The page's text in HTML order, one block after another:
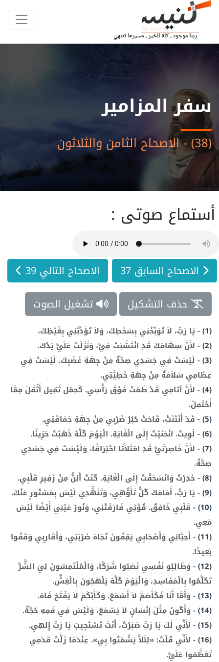
سفر المزامير
(38) - الاصحاح الثامن والثلاثون
أستماع صوتى :
الاصحاح السابق 37
الاصحاح التالي 39
حذف التشكيل
تشغيل الصوت
(1)
- يَا رَبُّ، لاَ تُوَبِّخْنِي بِسَخَطِكَ، وَلاَ تُؤَدِّبْنِي بِغَيْظِكَ،
(2)
- لأَنَّ سِهَامَكَ قَدِ انْتَشَبَتْ فِيَّ، وَنَزَلَتْ عَلَيَّ يَدُكَ.
(3)
- لَيْسَتْ فِي جَسَدِي صِحَّةٌ مِنْ جِهَةِ غَضَبِكَ. لَيْسَتْ فِي
عِظَامِي سَلاَمَةٌ مِنْ جِهَةِ خَطِيَّتِي.
(4)
- لأَنَّ آثامِي قَدْ طَمَتْ فَوْقَ رَأْسِي. كَحِمْل ثَقِيل أَثْقَلَ مِمَّا
أَحْتَمِلُ.
(5)
- قَدْ أَنْتَنَتْ، قَاحَتْ حُبُرُ ضَرْبِي مِنْ جِهَةِ حَمَاقَتِي.
(6)
- لَوِيتُ. انْحَنَيْتُ إِلَى الْغَايَةِ. الْيَوْمَ كُلَّهُ ذَهَبْتُ حَزِينًا.
(7)
- لأَنَّ خَاصِرَتَيَّ قَدِ امْتَلأَتَا احْتِرَاقًا، وَلَيْسَتْ فِي جَسَدِي
صِحَّةٌ.
(8)
-خَدِرْتُ وَانْسَحَقْتُ إِلَى الْغَايَةِ. كُنْتُ أَئِنُّ مِنْ زَفِيرِ قَلْبِي.
(9)
- يَا رَبُّ، أَمَامَكَ كُلُّ تَأَوُّهِي، وَتَنَهُّدِي لَيْسَ بِمَسْتُورٍ عَنْكَ.
(10)
- قَلْبِي خَافِقٌ. قُوَّتِي فَارَقَتْنِي، وَنُورُ عَيْنِي أَيْضًا لَيْسَ
مَعِي.
(11)
- أَحِبَّائِي وَأَصْحَابِي يَقِفُونَ تُجَاهَ ضَرْبَتِي، وَأَقَارِبِي وَقَفُوا
بَعِيدًا.
(12)
- وَطَالِبُو نَفْسِي نَصَبُوا شَرَكًا، وَالْمُلْتَمِسُونَ لِيَ الشَّرَّ
تَكَلَّمُوا بِالْمَفَاسِدِ، وَالْيَوْمَ كُلَّهُ يَلْهَجُونَ بِالْغِشِّ.
(13)
- وَأَمَّا أَنَا فَكَأَصَمَّ لاَ أَسْمَعُ. وَكَأَبْكَمَ لاَ يَفْتَحُ فَاهُ.
(14)
- وَأَكُونُ مِثْلَ إِنْسَانٍ لاَ يَسْمَعُ، وَلَيْسَ فِي فَمِهِ حُجَّةٌ.
(15)
- لأَنِّي لَكَ يَا رَبُّ صَبَرْتُ، أَنْتَ تَسْتَجِيبُ يَا رَبُّ إِلهِي.
(16)
- لأَنِّي قُلْتُ: «لِئَلاَّ يَشْمَتُوا بِي». عِنْدَمَا زَلَّتْ قَدَمِي
تَعَظَّمُوا عَلَيَّ.